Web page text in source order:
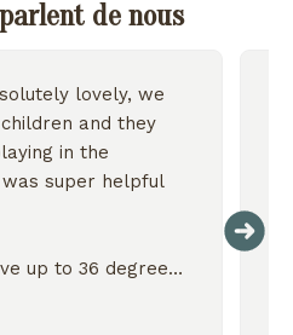
de nous
lovely, we
and they
in the
super helpful
up to 36 degrees
and cool and we